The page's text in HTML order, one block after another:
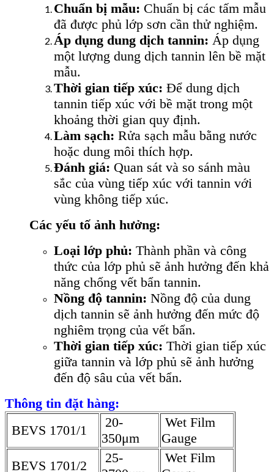
Chuẩn bị mẫu: Chuẩn bị các tấm mẫu
đã được phủ lớp sơn cần thử nghiệm.
Áp dụng dung dịch tannin: Áp dụng
một lượng dung dịch tannin lên bề mặt
mẫu.
Thời gian tiếp xúc: Để dung dịch
tannin tiếp xúc với bề mặt trong một
khoảng thời gian quy định.
Làm sạch: Rửa sạch mẫu bằng nước
hoặc dung môi thích hợp.
Đánh giá: Quan sát và so sánh màu
sắc của vùng tiếp xúc với tannin với
vùng không tiếp xúc.
Các yếu tố ảnh hưởng:
Loại lớp phủ: Thành phần và công
thức của lớp phủ sẽ ảnh hưởng đến khả
năng chống vết bẩn tannin.
Nồng độ tannin: Nồng độ của dung
dịch tannin sẽ ảnh hưởng đến mức độ
nghiêm trọng của vết bẩn.
Thời gian tiếp xúc: Thời gian tiếp xúc
giữa tannin và lớp phủ sẽ ảnh hưởng
đến độ sâu của vết bẩn.
Thông tin đặt hàng:
BEVS 1701/1
20-
350μm
Wet Film
Gauge
BEVS 1701/2
25-
Wet Film